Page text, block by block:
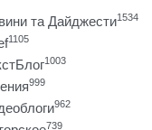
та Дайджести1534
1105
1003
999
962
739